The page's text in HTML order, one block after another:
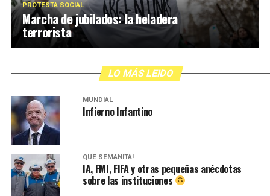
PROTESTA SOCIAL
Marcha de jubilados: la heladera
terrorista
LO MÁS LEIDO
MUNDIAL
Infierno Infantino
QUÉ SEMANITA!
IA, FMI, FIFA y otras pequeñas anécdotas
sobre las instituciones